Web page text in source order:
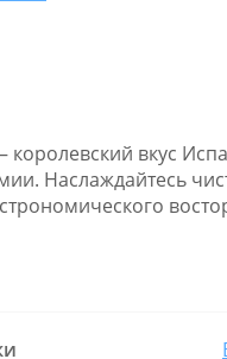
вкус
Наслаждайтесь